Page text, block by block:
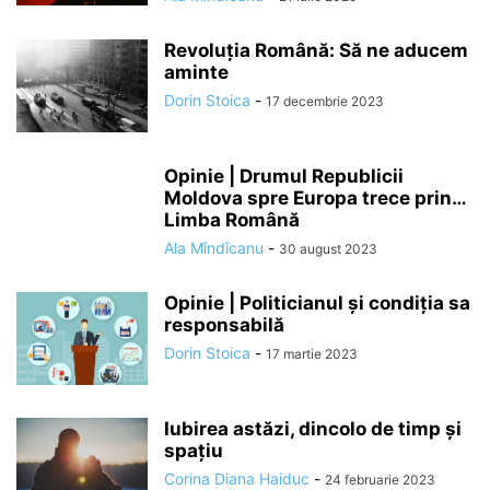
Revoluția Română: Să ne aducem
aminte
Dorin Stoica - 17 decembrie 2023
Opinie | Drumul Republicii
Moldova spre Europa trece prin…
Limba Română
Ala Mîndîcanu - 30 august 2023
Opinie | Politicianul și condiţia sa
responsabilă
Dorin Stoica - 17 martie 2023
Iubirea astăzi, dincolo de timp și
spațiu
Corina Diana Haiduc - 24 februarie 2023